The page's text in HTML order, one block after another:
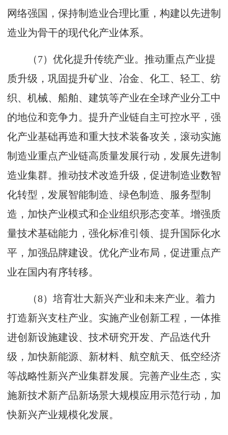
网络强国，保持制造业合理比重，构建以先进制
造业为骨干的现代化产业体系。
（7）优化提升传统产业。推动重点产业提
质升级，巩固提升矿业、冶金、化工、轻工、纺
织、机械、船舶、建筑等产业在全球产业分工中
的地位和竞争力。提升产业链自主可控水平，强
化产业基础再造和重大技术装备攻关，滚动实施
制造业重点产业链高质量发展行动，发展先进制
造业集群。推动技术改造升级，促进制造业数智
化转型，发展智能制造、绿色制造、服务型制
造，加快产业模式和企业组织形态变革。增强质
量技术基础能力，强化标准引领、提升国际化水
平，加强品牌建设。优化产业布局，促进重点产
业在国内有序转移。
（8）培育壮大新兴产业和未来产业。着力
打造新兴支柱产业。实施产业创新工程，一体推
进创新设施建设、技术研究开发、产品迭代升
级，加快新能源、新材料、航空航天、低空经济
等战略性新兴产业集群发展。完善产业生态，实
施新技术新产品新场景大规模应用示范行动，加
快新兴产业规模化发展。